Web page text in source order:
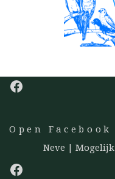
Open Facebook
Neve |